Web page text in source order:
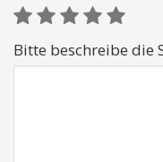
Bitte beschreibe die